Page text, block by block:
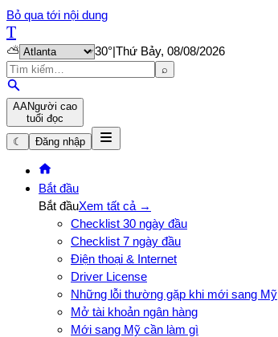
Bỏ qua tới nội dung
T
⛅ 30°|Thứ Bảy, 08/08/2026
⌕
AANgười cao
tuổi đọc
☾
Đăng nhập
Bắt đầu
Bắt đầuXem tất cả →
Checklist 30 ngày đầu
Checklist 7 ngày đầu
Điện thoại & Internet
Driver License
Những lỗi thường gặp khi mới sang Mỹ
Mở tài khoản ngân hàng
Mới sang Mỹ cần làm gì